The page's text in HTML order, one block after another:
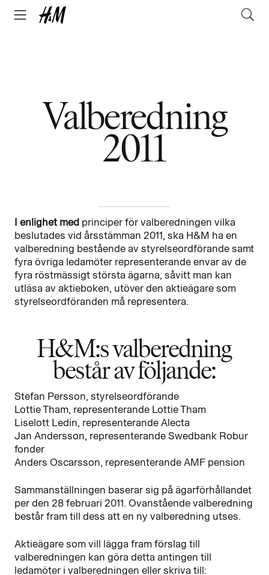
Valberedning
2011
I enlighet med principer för valberedningen vilka
beslutades vid årsstämman 2011, ska H&M ha en
valberedning bestående av styrelseordförande samt
fyra övriga ledamöter representerande envar av de
fyra röstmässigt största ägarna, såvitt man kan
utläsa av aktieboken, utöver den aktieägare som
styrelseordföranden må representera.
H&M:s valberedning
består av följande:
Stefan Persson, styrelseordförande
Lottie Tham, representerande Lottie Tham
Liselott Ledin, representerande Alecta
Jan Andersson, representerande Swedbank Robur
fonder
Anders Oscarsson, representerande AMF pension
Sammanställningen baserar sig på ägarförhållandet
per den 28 februari 2011. Ovanstående valberedning
består fram till dess att en ny valberedning utses.
Aktieägare som vill lägga fram förslag till
valberedningen kan göra detta antingen till
ledamöter i valberedningen eller skriva till: